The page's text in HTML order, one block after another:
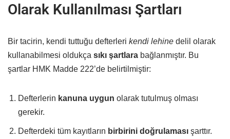
Olarak Kullanılması Şartları
Bir tacirin, kendi tuttuğu defterleri kendi lehine delil olarak
kullanabilmesi oldukça sıkı şartlara bağlanmıştır. Bu
şartlar HMK Madde 222’de belirtilmiştir:
Defterlerin kanuna uygun olarak tutulmuş olması
gerekir.
Defterdeki tüm kayıtların birbirini doğrulaması şarttır.